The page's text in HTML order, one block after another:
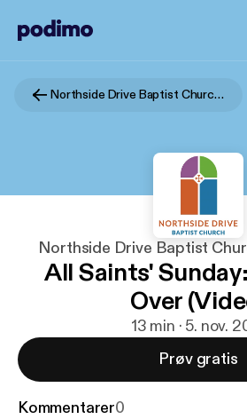
Northside Drive Baptist Church (Atlanta, GA)
Northside Drive Baptist
All Saints'
Over
13 min · 5. nov.
Prøv gratis
Kommentarer0